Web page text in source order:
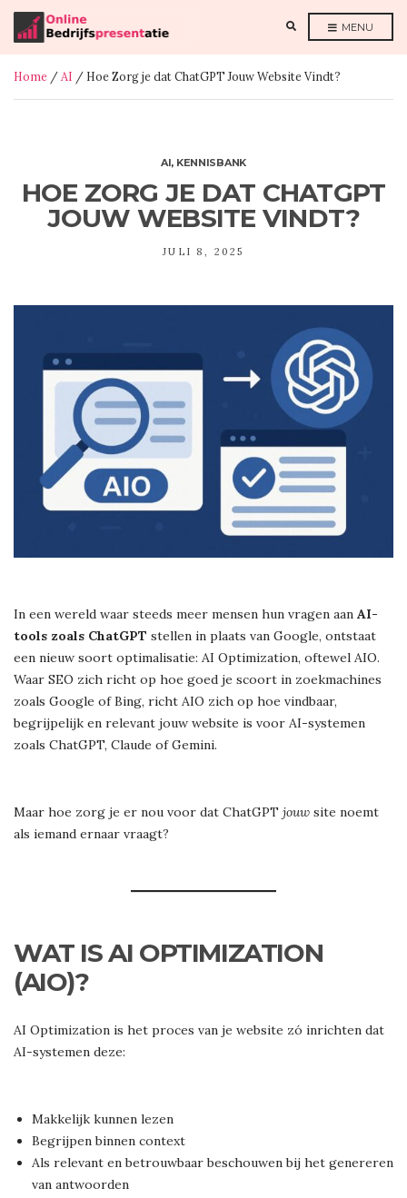
A
D
E
M
MENU
Home /AI / Hoe Zorg je dat ChatGPT Jouw Website Vindt?
AI, KENNISBANK
HOE ZORG JE DAT CHATGPT
JOUW WEBSITE VINDT?
JULI 8, 2025
In een wereld waar steeds meer mensen hun vragen aan AI-
tools zoals ChatGPT stellen in plaats van Google, ontstaat
een nieuw soort optimalisatie: AI Optimization, oftewel AIO.
Waar SEO zich richt op hoe goed je scoort in zoekmachines
zoals Google of Bing, richt AIO zich op hoe vindbaar,
begrijpelijk en relevant jouw website is voor AI-systemen
zoals ChatGPT, Claude of Gemini.
Maar hoe zorg je er nou voor dat ChatGPT jouw site noemt
als iemand ernaar vraagt?
WAT IS AI OPTIMIZATION
(AIO)?
AI Optimization is het proces van je website zó inrichten dat
AI-systemen deze:
Makkelijk kunnen lezen
Begrijpen binnen context
Als relevant en betrouwbaar beschouwen bij het genereren
van antwoorden